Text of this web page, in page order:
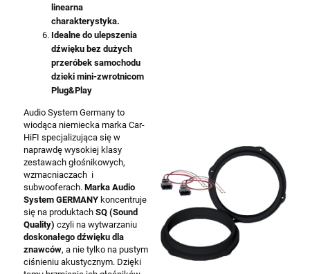
linearna
charakterystyka.
Idealne do ulepszenia
dźwięku bez dużych
przeróbek samochodu
dzieki mini-zwrotnicom
Plug&Play
Audio System Germany to
wiodąca niemiecka marka Car-
HiFI specjalizująca się w
naprawdę wysokiej klasy
zestawach głośnikowych,
wzmacniaczach i
subwooferach. Marka Audio
System GERMANY koncentruje
się na produktach SQ (Sound
Quality) czyli na wytwarzaniu
doskonałego dźwięku dla
znawców, a nie tylko na pustym
ciśnieniu akustycznym. Dzięki